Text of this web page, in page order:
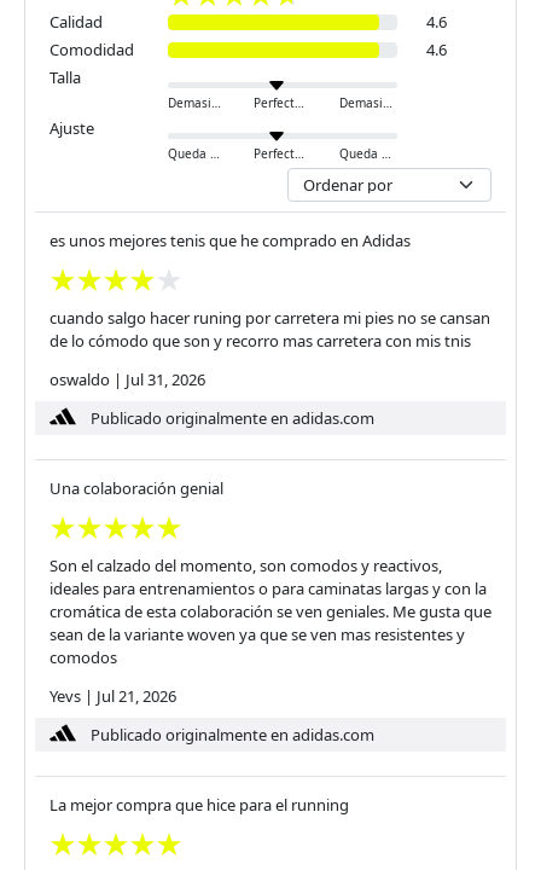
Calidad
4.6
Comodidad
4.6
Talla
Demasiado pequeño Perfecto Demasiado grande
Ajuste
Queda ajustado Perfecto Queda holgado
es unos mejores tenis que he comprado en Adidas
cuando salgo hacer runing por carretera mi pies no se cansan
de lo cómodo que son y recorro mas carretera con mis tnis
oswaldo | Jul 31, 2026
Publicado originalmente en adidas.com
Una colaboración genial
Son el calzado del momento, son comodos y reactivos,
ideales para entrenamientos o para caminatas largas y con la
cromática de esta colaboración se ven geniales. Me gusta que
sean de la variante woven ya que se ven mas resistentes y
comodos
Yevs | Jul 21, 2026
Publicado originalmente en adidas.com
La mejor compra que hice para el running